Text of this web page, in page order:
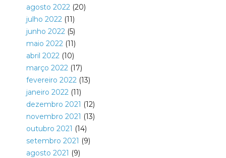
agosto 2022(20)
julho 2022(11)
junho 2022(5)
maio 2022(11)
abril 2022(10)
março 2022(17)
fevereiro 2022(13)
janeiro 2022(11)
dezembro 2021 (12)
novembro 2021 (13)
outubro 2021 (14)
setembro 2021 (9)
agosto 2021 (9)